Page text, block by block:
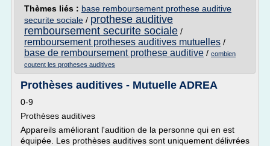
Thèmes liés : base remboursement prothese auditive
securite sociale / prothese auditive
remboursement securite sociale /
remboursement protheses auditives mutuelles /
base de remboursement prothese auditive / combien
coutent les protheses auditives
Prothèses auditives - Mutuelle ADREA
0-9
Prothèses auditives
Appareils améliorant l'audition de la personne qui en est
équipée. Les prothèses auditives sont uniquement délivrées